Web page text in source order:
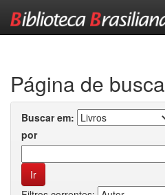
Página de busca
Buscar em:
por